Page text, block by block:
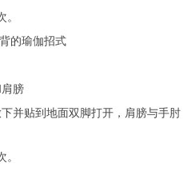
的瑜伽招式
膀
并贴到地面双脚打开，肩膀与手肘